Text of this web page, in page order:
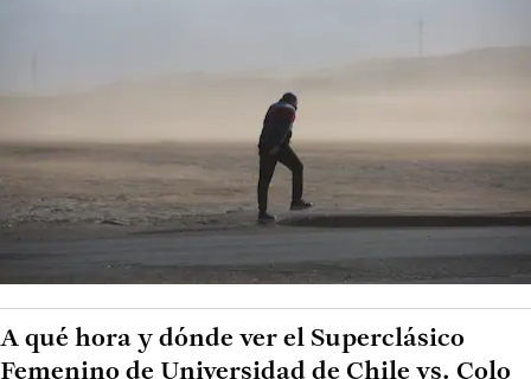
A qué hora y dónde ver el Superclásico
Femenino de Universidad de Chile vs. Colo